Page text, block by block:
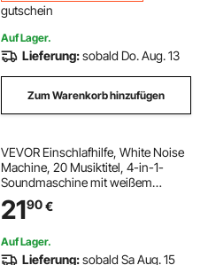
gutschein
Auf Lager.
Lieferung:sobald Do. Aug. 13
Zum Warenkorb hinzufügen
VEVOR Einschlafhilfe, White Noise
Machine, 20 Musiktitel, 4-in-1-
Soundmaschine mit weißem
Rauschen, automatischem
Abschalttimer, sanftem Ringlicht,
Kindersicherung, Rauschgerät
2190€
Auf Lager.
Lieferung:sobald Sa Aug. 15